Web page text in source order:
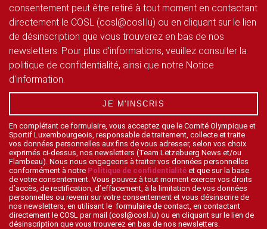
consentement peut être retiré à tout moment en contactant
directement le COSL (cosl@cosl.lu) ou en cliquant sur le lien
de désinscription que vous trouverez en bas de nos
newsletters. Pour plus d'informations, veuillez consulter la
politique de confidentialité, ainsi que notre Notice
d'information.
JE M'INSCRIS
En complétant ce formulaire, vous acceptez que le Comité Olympique et
Sportif Luxembourgeois, responsable de traitement, collecte et traite
vos données personnelles aux fins de vous adresser, selon vos choix
exprimés ci-dessus, nos newsletters (Team Lëtzebuerg News et/ou
Flambeau). Nous nous engageons à traiter vos données personnelles
conformément à notre Politique de confidentialité et que sur la base
de votre consentement. Vous pouvez à tout moment exercer vos droits
d’accès, de rectification, d’effacement, à la limitation de vos données
personnelles ou revenir sur votre consentement et vous désinscrire de
nos newsletters, en utilisant le formulaire de contact, en contactant
directement le COSL par mail (cosl@cosl.lu) ou en cliquant sur le lien de
désinscription que vous trouverez en bas de nos newsletters.